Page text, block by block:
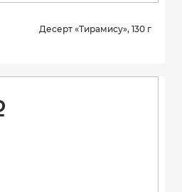
Десерт «Тирамису», 130 г